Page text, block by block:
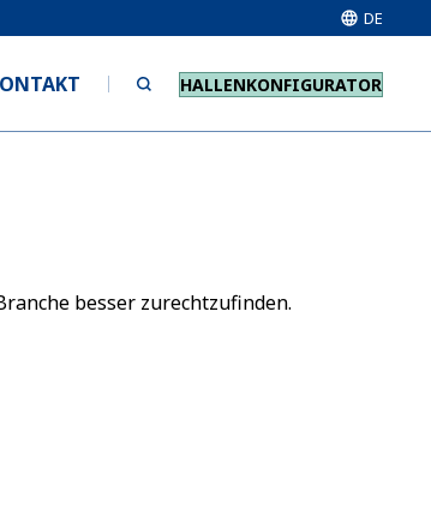
DE
HALLENKONFIGURATOR
besser zurechtzufinden.